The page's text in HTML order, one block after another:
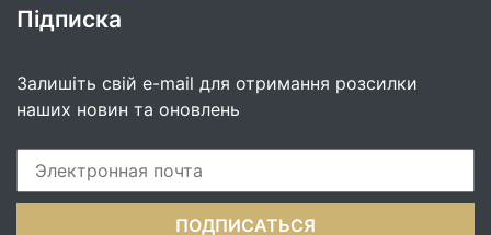
Підписка
Залишіть свій e-mail для отримання розсилки
наших новин та оновлень